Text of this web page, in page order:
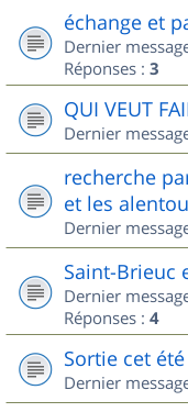
échange et
Dernier
Réponses : 3
QUI VEUT
Dernier
recherche
et les
Dernier
Saint-Brieuc
Dernier
Réponses : 4
Sortie cet
Dernier